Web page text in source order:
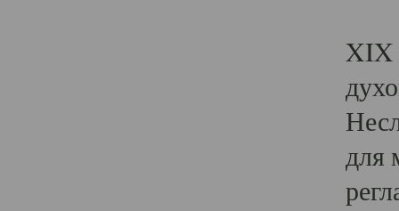
XIX
для